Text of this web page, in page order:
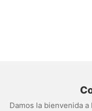
Damos la bienvenida